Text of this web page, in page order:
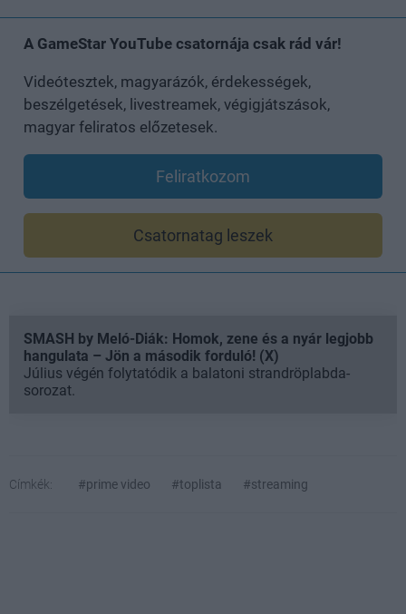
A GameStar YouTube csatornája csak rád vár!
Videótesztek, magyarázók, érdekességek,
beszélgetések, livestreamek, végigjátszások,
magyar feliratos előzetesek.
Feliratkozom
Csatornatag leszek
SMASH by Meló-Diák: Homok, zene és a nyár legjobb
hangulata – Jön a második forduló! (X)
Július végén folytatódik a balatoni strandröplabda-
sorozat.
Címkék: #prime video #toplista #streaming